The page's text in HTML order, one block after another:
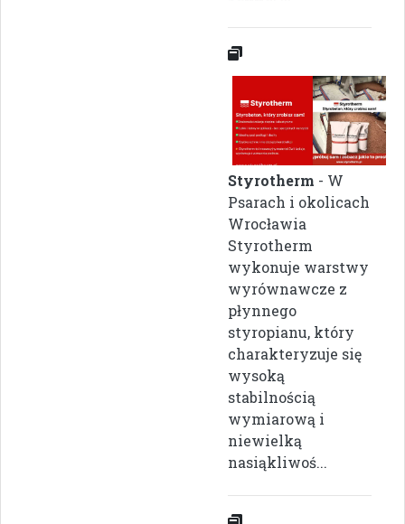
Styrotherm - W
Psarach i okolicach
Wrocławia
Styrotherm
wykonuje warstwy
wyrównawcze z
płynnego
styropianu, który
charakteryzuje się
wysoką
stabilnością
wymiarową i
niewielką
nasiąkliwoś...